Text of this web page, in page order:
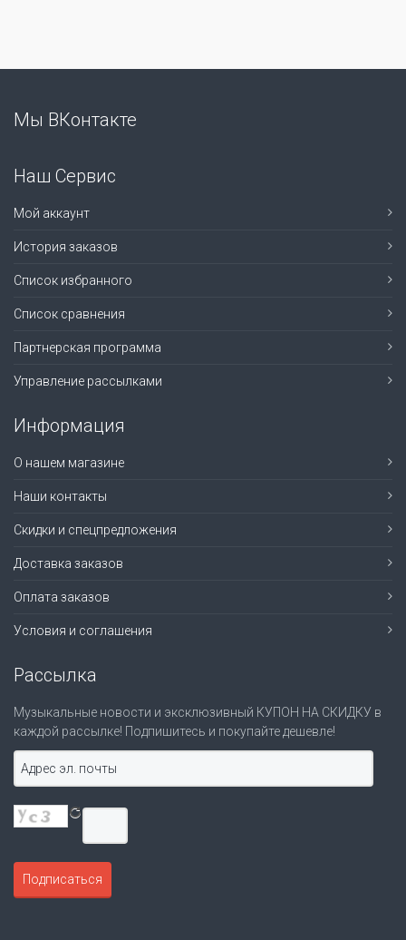
Мы ВКонтакте
Наш Сервис
Мой аккаунт
История заказов
Список избранного
Список сравнения
Партнерская программа
Управление рассылками
Информация
О нашем магазине
Наши контакты
Скидки и спецпредложения
Доставка заказов
Оплата заказов
Условия и соглашения
Рассылка
Музыкальные новости и эксклюзивный КУПОН НА СКИДКУ в
каждой рассылке! Подпишитесь и покупайте дешевле!